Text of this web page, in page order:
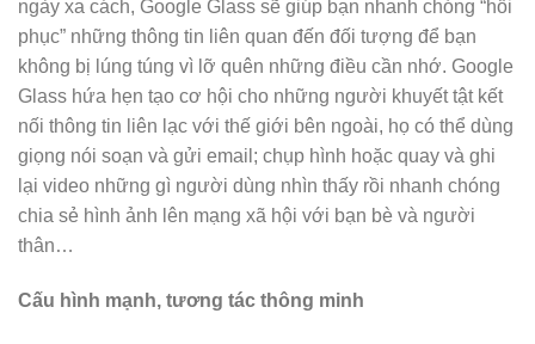
ngày xa cách, Google Glass sẽ giúp bạn nhanh chóng “hồi
phục” những thông tin liên quan đến đối tượng để bạn
không bị lúng túng vì lỡ quên những điều cần nhớ. Google
Glass hứa hẹn tạo cơ hội cho những người khuyết tật kết
nối thông tin liên lạc với thế giới bên ngoài, họ có thể dùng
giọng nói soạn và gửi email; chụp hình hoặc quay và ghi
lại video những gì người dùng nhìn thấy rồi nhanh chóng
chia sẻ hình ảnh lên mạng xã hội với bạn bè và người
thân…
Cấu hình mạnh, tương tác thông minh